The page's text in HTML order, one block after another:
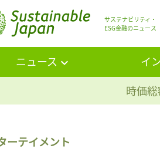
サステナビリティ・
ESG金融のニュース
ニュース イ
時価
ーテイメント